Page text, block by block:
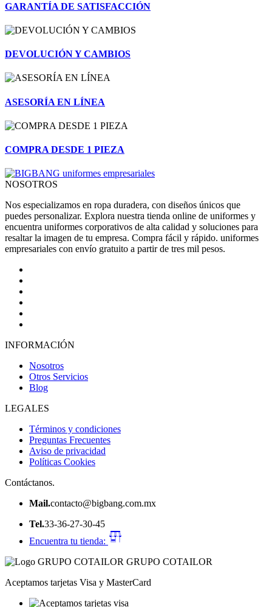
GARANTÍA DE SATISFACCIÓN
DEVOLUCIÓN Y CAMBIOS
ASESORÍA EN LÍNEA
COMPRA DESDE 1 PIEZA
NOSOTROS
Nos especializamos en ropa duradera, con diseños únicos que
puedes personalizar. Explora nuestra tienda online de uniformes y
encuentra uniformes corporativos de alta calidad y soluciones para
resaltar la imagen de tu empresa. Compra fácil y rápido. uniformes
empresariales con envío gratuito a partir de tres mil pesos.
INFORMACIÓN
Nosotros
Otros Servicios
Blog
LEGALES
Términos y condiciones
Preguntas Frecuentes
Aviso de privacidad
Políticas Cookies
Contáctanos.
Mail.contacto@bigbang.com.mx
Tel.33-36-27-30-45
Encuentra tu tienda:
GRUPO COTAILOR
Aceptamos tarjetas Visa y MasterCard